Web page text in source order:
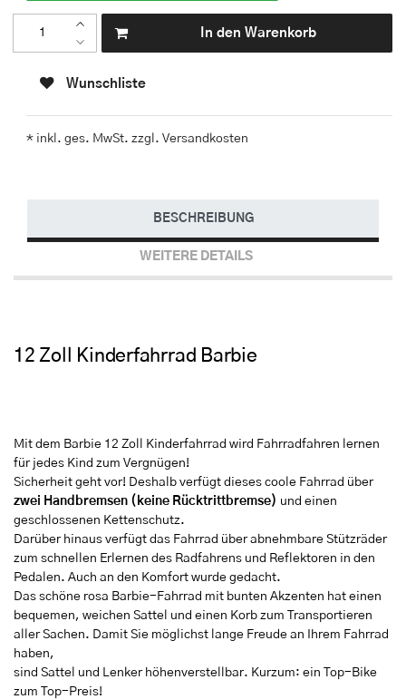
In den Warenkorb
Wunschliste
* inkl. ges. MwSt. zzgl. Versandkosten
BESCHREIBUNG
WEITERE DETAILS
12 Zoll Kinderfahrrad Barbie
Mit dem Barbie 12 Zoll Kinderfahrrad wird Fahrradfahren lernen
für jedes Kind zum Vergnügen!
Sicherheit geht vor! Deshalb verfügt dieses coole Fahrrad über
zwei Handbremsen (keine Rücktrittbremse) und einen
geschlossenen Kettenschutz.
Darüber hinaus verfügt das Fahrrad über abnehmbare Stützräder
zum schnellen Erlernen des Radfahrens und Reflektoren in den
Pedalen. Auch an den Komfort wurde gedacht.
Das schöne rosa Barbie-Fahrrad mit bunten Akzenten hat einen
bequemen, weichen Sattel und einen Korb zum Transportieren
aller Sachen. Damit Sie möglichst lange Freude an Ihrem Fahrrad
haben,
sind Sattel und Lenker höhenverstellbar. Kurzum: ein Top-Bike
zum Top-Preis!